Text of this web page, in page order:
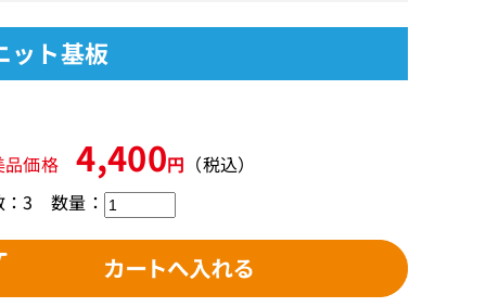
ット基板
品価格4,400円 （税込）
3 数量：